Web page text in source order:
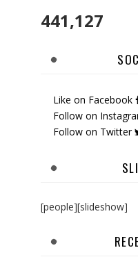
441,127
Like on Facebook
Follow on
Follow on Twitter
[people][slideshow]